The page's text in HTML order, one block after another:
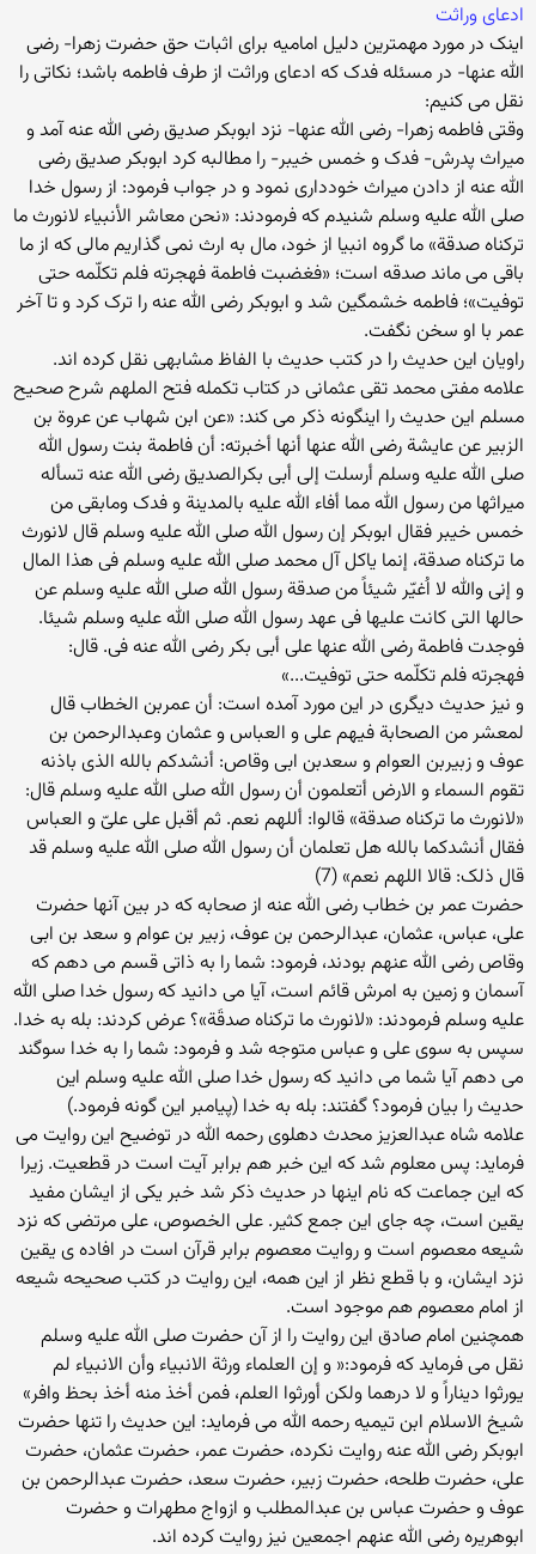
ادعای وراثت
اینک در مورد مهمترین دلیل امامیه برای اثبات حق حضرت زهرا- رضی
الله عنها- در مسئله فدک که ادعای وراثت از طرف فاطمه باشد؛ نکاتی را
نقل می کنیم:
وقتی فاطمه زهرا- رضی الله عنها- نزد ابوبکر صدیق رضی الله عنه آمد و
میراث پدرش- فدک و خمس خیبر- را مطالبه کرد ابوبکر صدیق رضی
الله عنه از دادن میراث خودداری نمود و در جواب فرمود: از رسول خدا
صلی الله علیه وسلم شنیدم که فرمودند: «نحن معاشر الأنبیاء لانورث ما
ترکناه صدقة» ما گروه انبیا از خود، مال به ارث نمی گذاریم مالی که از ما
باقی می ماند صدقه است؛ «فغضبت فاطمة فهجرته فلم تکلّمه حتی
توفیت»؛ فاطمه خشمگین شد و ابوبکر رضی الله عنه را ترک کرد و تا آخر
عمر با او سخن نگفت.
راویان این حدیث را در کتب حدیث با الفاظ مشابهی نقل کرده اند.
علامه مفتی محمد تقی عثمانی در کتاب تکمله فتح الملهم شرح صحیح
مسلم این حدیث را اینگونه ذکر می کند: «عن ابن شهاب عن عروة بن
الزبیر عن عایشة رضی الله عنها أنها أخبرته: أن فاطمة بنت رسول الله
صلی الله علیه وسلم أرسلت إلی أبی بکرالصدیق رضی الله عنه تسأله
میراثها من رسول الله مما أفاء الله علیه بالمدینة و فدک ومابقی من
خمس خیبر فقال ابوبکر إن رسول الله صلی الله علیه وسلم قال لانورث
ما ترکناه صدقة، إنما یاکل آل محمد صلی الله علیه وسلم فی هذا المال
و إنی والله لا اُغیّر شیئاً من صدقة رسول الله صلی الله علیه وسلم عن
حالها التی کانت علیها فی عهد رسول الله صلی الله علیه وسلم شیئا.
فوجدت فاطمة رضی الله عنها علی أبی بکر رضی الله عنه فی. قال:
فهجرته فلم تکلّمه حتی توفیت...»
و نیز حدیث دیگری در این مورد آمده است: أن عمربن الخطاب قال
لمعشر من الصحابة فیهم علی و العباس و عثمان وعبدالرحمن بن
عوف و زبیربن العوام و سعدبن ابی وقاص: أنشدکم بالله الذی باذنه
تقوم السماء و الارض أتعلمون أن رسول الله صلی الله علیه وسلم قال:
«لانورث ما ترکناه صدقة» قالوا: أللهم نعم. ثم أقبل علی علیّ و العباس
فقال أنشدکما بالله هل تعلمان أن رسول الله صلی الله علیه وسلم قد
قال ذلک: قالا اللهم نعم» (7)
حضرت عمر بن خطاب رضی الله عنه از صحابه که در بین آنها حضرت
علی، عباس، عثمان، عبدالرحمن بن عوف، زبیر بن عوام و سعد بن ابی
وقاص رضی الله عنهم بودند، فرمود: شما را به ذاتی قسم می دهم که
آسمان و زمین به امرش قائم است، آیا می دانید که رسول خدا صلی الله
علیه وسلم فرمودند: «لانورث ما ترکناه صدقَة»؟ عرض کردند: بله به خدا.
سپس به سوی علی و عباس متوجه شد و فرمود: شما را به خدا سوگند
می دهم آیا شما می دانید که رسول خدا صلی الله علیه وسلم این
حدیث را بیان فرمود؟ گفتند: بله به خدا (پیامبر این گونه فرمود.)
علامه شاه عبدالعزیز محدث دهلوی رحمه الله در توضیح این روایت می
فرماید: پس معلوم شد که این خبر هم برابر آیت است در قطعیت. زیرا
که این جماعت که نام اینها در حدیث ذکر شد خبر یکی از ایشان مفید
یقین است، چه جای این جمع کثیر. علی الخصوص، علی مرتضی که نزد
شیعه معصوم است و روایت معصوم برابر قرآن است در افاده ی یقین
نزد ایشان، و با قطع نظر از این همه، این روایت در کتب صحیحه شیعه
از امام معصوم هم موجود است.
همچنین امام صادق این روایت را از آن حضرت صلی الله علیه وسلم
نقل می فرماید که فرمود:« و إن العلماء ورثة الانبیاء وأن الانبیاء لم
یورثوا دیناراً و لا درهما ولکن أورثوا العلم، فمن أخذ منه أخذ بحظ وافر»
شیخ الاسلام ابن تیمیه رحمه الله می فرماید: این حدیث را تنها حضرت
ابوبکر رضی الله عنه روایت نکرده، حضرت عمر، حضرت عثمان، حضرت
علی، حضرت طلحه، حضرت زبیر، حضرت سعد، حضرت عبدالرحمن بن
عوف و حضرت عباس بن عبدالمطلب و ازواج مطهرات و حضرت
ابوهریره رضی الله عنهم اجمعین نیز روایت کرده اند.